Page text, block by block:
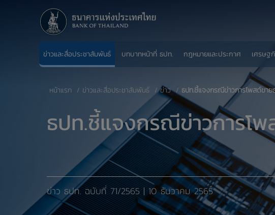
ข่าวและสื่อประชาสัมพันธ์ บทบาทหน้าที่ ธปท. กฎหมายและประกาศ เศรษฐ
หน้าแรก ข่าวและสื่อประชาสัมพันธ์ ข่าว ธปท.ชี้แจงกรณีข่าวการโพสต์ขา
ธปท.ชี้แจงกรณีข่าวการโ
​ข่าว ธปท. ฉบับที่ 71/2565 | 10 ธันวาคม 2565